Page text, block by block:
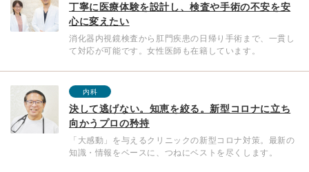
丁寧に医療体験を設計し、検査や手術の不安を安
心に変えたい
消化器内視鏡検査から肛門疾患の日帰り手術まで、一貫し
て対応が可能です。女性医師も在籍しています。
内科
決して逃げない。知恵を絞る。新型コロナに立ち
向かうプロの矜持
「大感動」を与えるクリニックの新型コロナ対策。最新の
知識・情報をベースに、つねにベストを尽くします。